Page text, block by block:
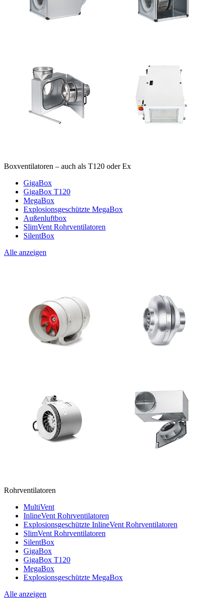
Boxventilatoren – auch als T120 oder Ex
GigaBox
GigaBox T120
MegaBox
Explosionsgeschützte MegaBox
Außenluftbox
SlimVent Rohrventilatoren
SilentBox
Alle anzeigen
Rohrventilatoren
MultiVent
InlineVent Rohrventilatoren
Explosionsgeschützte InlineVent Rohrventilatoren
SlimVent Rohrventilatoren
SilentBox
GigaBox
GigaBox T120
MegaBox
Explosionsgeschützte MegaBox
Alle anzeigen